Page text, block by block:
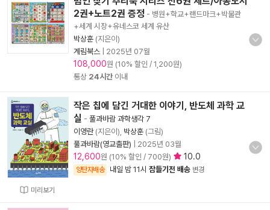
2권+노트2권 증정 - 병원+학교+랜드마크+박물관
+세계 시장+유네스코 세계 유산
박상훈 (지은이)
계림북스
2025년 07월
108,000원 (10% 할인 / 1,200원)
통상 24시간이내
미리보기
작은 칩에 담긴 거대한 이야기, 반도체 과학 교
실 - 풀과바람 과학생각 7
이영란(지은이), 박상훈 (그림)
풀과바람(영교출판)
2025년 03월
12,600원 (10% 할인 / 700원) 10.0
양탄자배송 내일 밤 11시 잠들기전 배송 변경